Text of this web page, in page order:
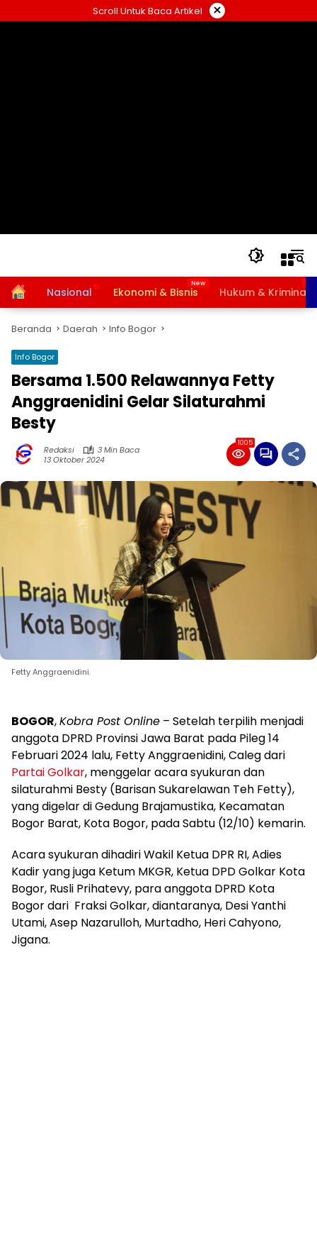
ke
Scroll Untuk Baca Artikel ×
HomeNasional Ekonomi & Bisnis Hukum & Kriminal
Beranda Daerah Info Bogor
Info Bogor
Bersama 1.500 Relawannya Fetty
Anggraenidini Gelar Silaturahmi
Besty
Redaksi
3 Min Baca
13 Oktober 2024
1005
Fetty Anggraenidini.
BOGOR,Kobra Post Online – Setelah terpilih menjadi
anggota DPRD Provinsi Jawa Barat pada Pileg 14
Februari 2024 lalu, Fetty Anggraenidini, Caleg dari
Partai Golkar, menggelar acara syukuran dan
silaturahmi Besty (Barisan Sukarelawan Teh Fetty),
yang digelar di Gedung Brajamustika, Kecamatan
Bogor Barat, Kota Bogor, pada Sabtu (12/10) kemarin.
Acara syukuran dihadiri Wakil Ketua DPR RI, Adies
Kadir yang juga Ketum MKGR, Ketua DPD Golkar Kota
Bogor, Rusli Prihatevy, para anggota DPRD Kota
Bogor dari Fraksi Golkar, diantaranya, Desi Yanthi
Utami, Asep Nazarulloh, Murtadho, Heri Cahyono,
Jigana.